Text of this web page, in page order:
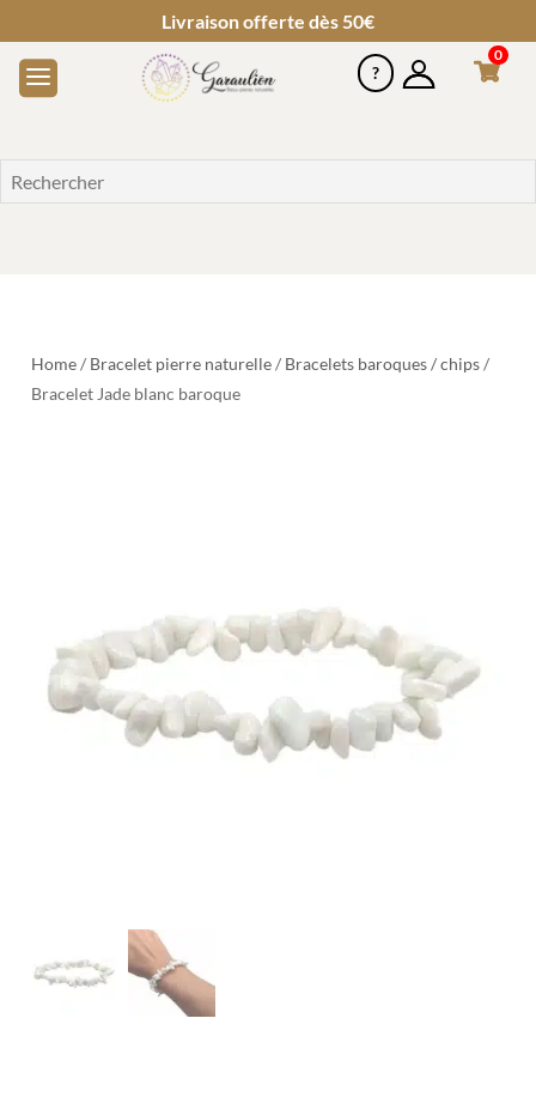
Livraison offerte dès 50€
0
Home/ Bracelet pierre naturelle/ Bracelets baroques / chips/
Bracelet Jade blanc baroque